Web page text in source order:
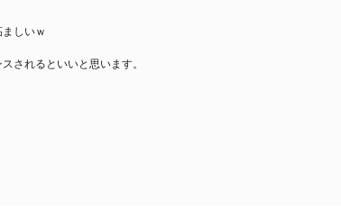
しいｗ
されるといいと思います。